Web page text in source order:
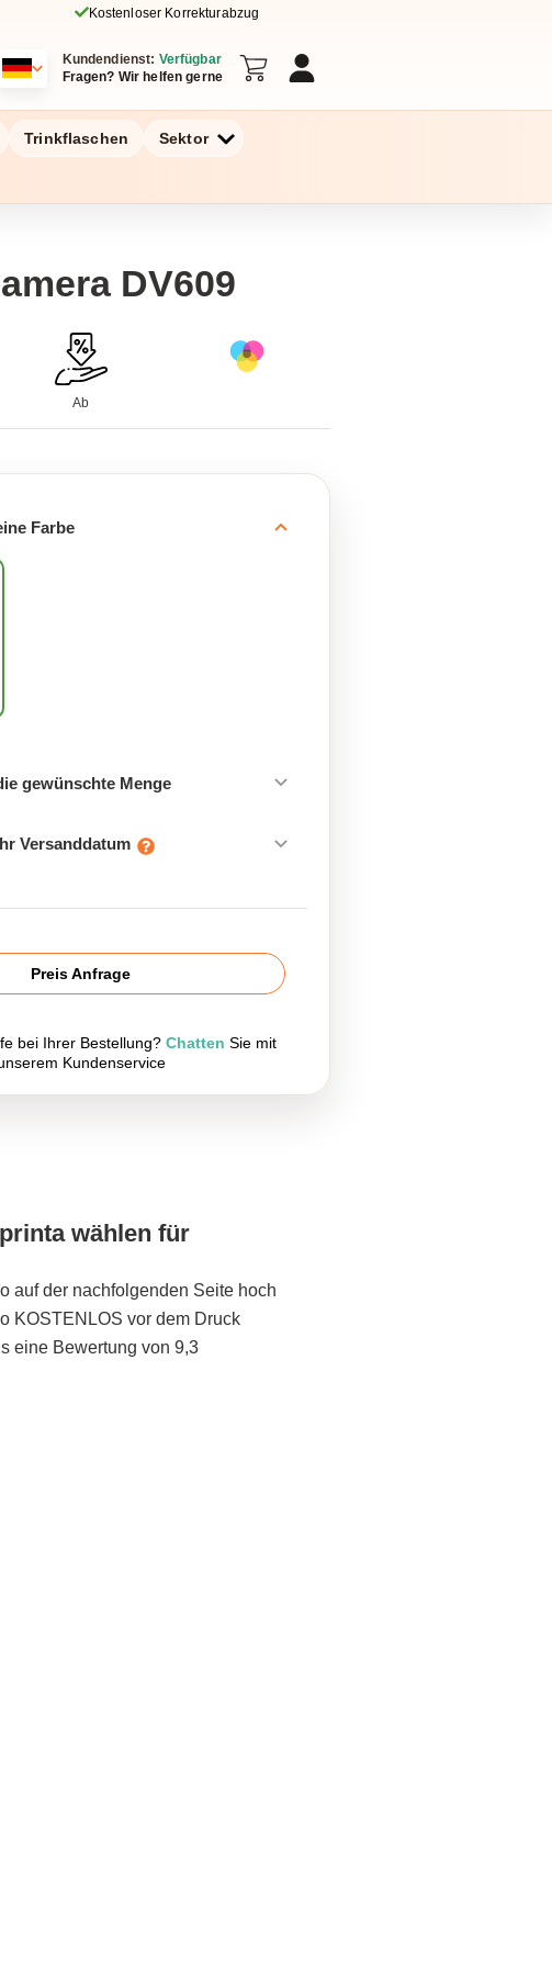
Kostenloser Korrekturabzug
Kundendienst: Verfügbar
Fragen? Wir helfen gerne
Trinkflaschen Sektor
DV609
Ab
Farbe
gewünschte Menge
Versanddatum
Preis Anfrage
bei Ihrer Bestellung? Chatten Sie mit
Kundenservice
wählen für
auf der nachfolgenden Seite hoch
KOSTENLOS vor dem Druck
eine Bewertung von 9,3